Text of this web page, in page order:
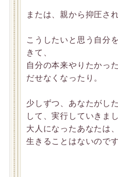
または、親から抑圧さ
こうしたいと思う自分
きて、
自分の本来やりたかっ
だせなくなったり。
少しずつ、あなたがし
して、実行していきま
大人になったあなたは
生きることはないのです